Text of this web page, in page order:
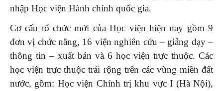
nhập Học viện Hành chính quốc gia.
Cơ cấu tổ chức mới của Học viện hiện nay gồm 9
đơn vị chức năng, 16 viện nghiên cứu – giảng dạy –
thông tin – xuất bản và 6 học viện trực thuộc. Các
học viện trực thuộc trải rộng trên các vùng miền đất
nước, gồm: Học viện Chính trị khu vực I (Hà Nội),